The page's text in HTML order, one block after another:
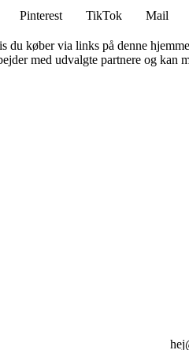
Pinterest TikTok Mail
du køber via links på denne
med udvalgte partnere og